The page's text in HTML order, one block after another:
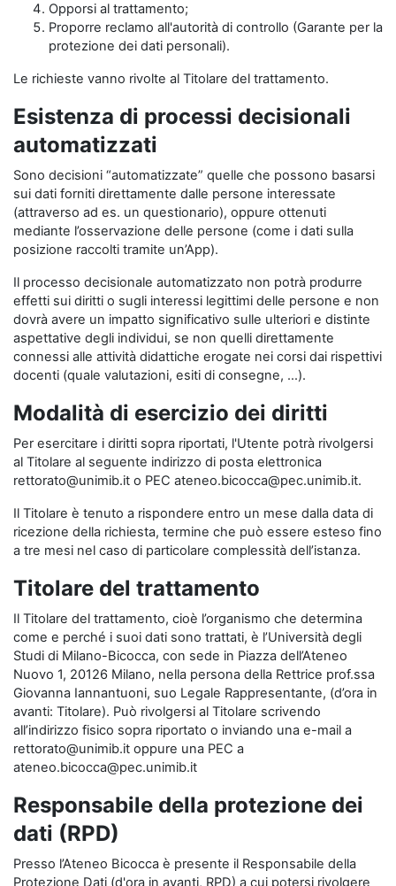
Opporsi al trattamento;
Proporre reclamo all'autorità di controllo (Garante per la
protezione dei dati personali).
Le richieste vanno rivolte al Titolare del trattamento.
Esistenza di processi decisionali
automatizzati
Sono decisioni “automatizzate” quelle che possono basarsi
sui dati forniti direttamente dalle persone interessate
(attraverso ad es. un questionario), oppure ottenuti
mediante l’osservazione delle persone (come i dati sulla
posizione raccolti tramite un’App).
Il processo decisionale automatizzato non potrà produrre
effetti sui diritti o sugli interessi legittimi delle persone e non
dovrà avere un impatto significativo sulle ulteriori e distinte
aspettative degli individui, se non quelli direttamente
connessi alle attività didattiche erogate nei corsi dai rispettivi
docenti (quale valutazioni, esiti di consegne, …).
Modalità di esercizio dei diritti
Per esercitare i diritti sopra riportati, l'Utente potrà rivolgersi
al Titolare al seguente indirizzo di posta elettronica
rettorato@unimib.it o PEC ateneo.bicocca@pec.unimib.it.
Il Titolare è tenuto a rispondere entro un mese dalla data di
ricezione della richiesta, termine che può essere esteso fino
a tre mesi nel caso di particolare complessità dell’istanza.
Titolare del trattamento
Il Titolare del trattamento, cioè l’organismo che determina
come e perché i suoi dati sono trattati, è l’Università degli
Studi di Milano-Bicocca, con sede in Piazza dell’Ateneo
Nuovo 1, 20126 Milano, nella persona della Rettrice prof.ssa
Giovanna Iannantuoni, suo Legale Rappresentante, (d’ora in
avanti: Titolare). Può rivolgersi al Titolare scrivendo
all’indirizzo fisico sopra riportato o inviando una e-mail a
rettorato@unimib.it oppure una PEC a
ateneo.bicocca@pec.unimib.it
Responsabile della protezione dei
dati (RPD)
Presso l’Ateneo Bicocca è presente il Responsabile della
Protezione Dati (d'ora in avanti, RPD) a cui potersi rivolgere